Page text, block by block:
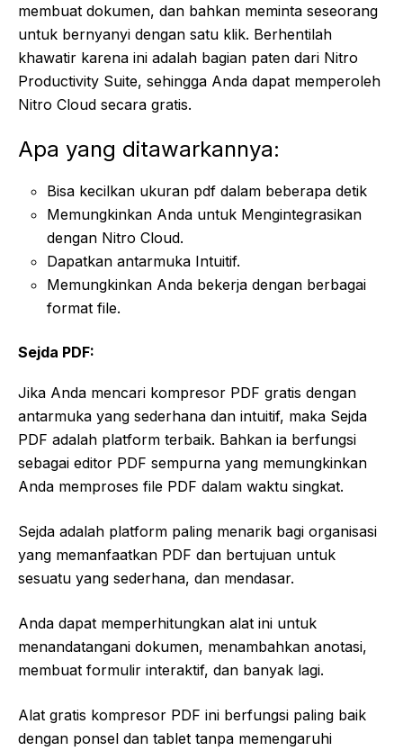
membuat dokumen, dan bahkan meminta seseorang
untuk bernyanyi dengan satu klik. Berhentilah
khawatir karena ini adalah bagian paten dari Nitro
Productivity Suite, sehingga Anda dapat memperoleh
Nitro Cloud secara gratis.
Apa yang ditawarkannya:
Bisa kecilkan ukuran pdf dalam beberapa detik
Memungkinkan Anda untuk Mengintegrasikan
dengan Nitro Cloud.
Dapatkan antarmuka Intuitif.
Memungkinkan Anda bekerja dengan berbagai
format file.
Sejda PDF:
Jika Anda mencari kompresor PDF gratis dengan
antarmuka yang sederhana dan intuitif, maka Sejda
PDF adalah platform terbaik. Bahkan ia berfungsi
sebagai editor PDF sempurna yang memungkinkan
Anda memproses file PDF dalam waktu singkat.
Sejda adalah platform paling menarik bagi organisasi
yang memanfaatkan PDF dan bertujuan untuk
sesuatu yang sederhana, dan mendasar.
Anda dapat memperhitungkan alat ini untuk
menandatangani dokumen, menambahkan anotasi,
membuat formulir interaktif, dan banyak lagi.
Alat gratis kompresor PDF ini berfungsi paling baik
dengan ponsel dan tablet tanpa memengaruhi